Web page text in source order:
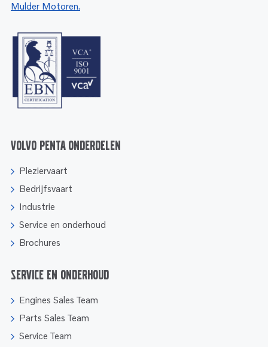
Mulder Motoren.
Volvo Penta onderdelen
Pleziervaart
Bedrijfsvaart
Industrie
Service en onderhoud
Brochures
Service en onderhoud
Engines Sales Team
Parts Sales Team
Service Team